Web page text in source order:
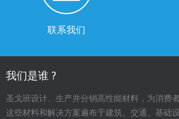
联系我们
我们是谁 ?
圣戈班设计、生产并分销高性能材料，为消费
这些材料和解决方案遍布于建筑、交通、基础